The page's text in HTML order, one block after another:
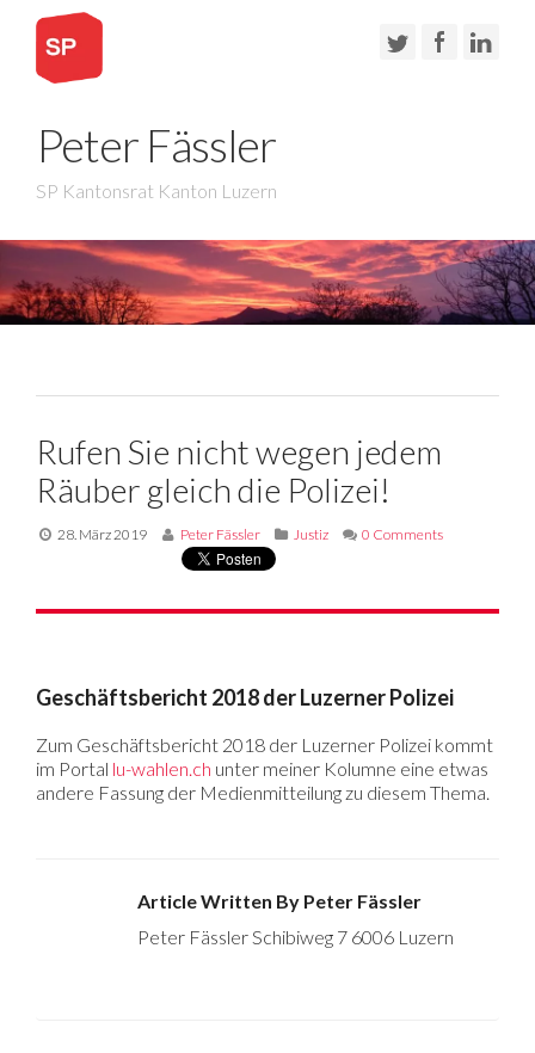
Peter Fässler
SP Kantonsrat Kanton Luzern
Rufen Sie nicht wegen jedem
Räuber gleich die Polizei!
28. März 2019 Peter Fässler Justiz 0 Comments
Geschäftsbericht 2018 der Luzerner Polizei
Zum Geschäftsbericht 2018 der Luzerner Polizei kommt
im Portal lu-wahlen.ch unter meiner Kolumne eine etwas
andere Fassung der Medienmitteilung zu diesem Thema.
Article Written By Peter Fässler
Peter Fässler Schibiweg 7 6006 Luzern